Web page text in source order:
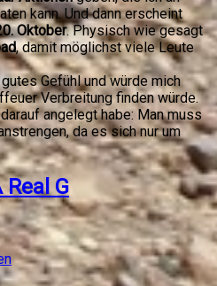
kann. Und dann erscheint
Oktober. Physisch wie gesagt
, damit möglichst viele Leute
Gefühl und würde mich
Verbreitung finden würde.
angelegt habe: Man muss
da es sich nur um
G